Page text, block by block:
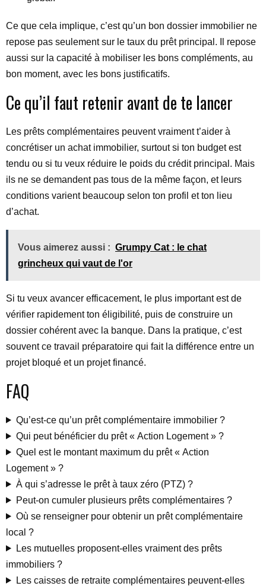
Ce que cela implique, c’est qu’un bon dossier immobilier ne
repose pas seulement sur le taux du prêt principal. Il repose
aussi sur la capacité à mobiliser les bons compléments, au
bon moment, avec les bons justificatifs.
Ce qu’il faut retenir avant de te lancer
Les prêts complémentaires peuvent vraiment t’aider à
concrétiser un achat immobilier, surtout si ton budget est
tendu ou si tu veux réduire le poids du crédit principal. Mais
ils ne se demandent pas tous de la même façon, et leurs
conditions varient beaucoup selon ton profil et ton lieu
d’achat.
Vous aimerez aussi : Grumpy Cat : le chat
grincheux qui vaut de l'or
Si tu veux avancer efficacement, le plus important est de
vérifier rapidement ton éligibilité, puis de construire un
dossier cohérent avec la banque. Dans la pratique, c’est
souvent ce travail préparatoire qui fait la différence entre un
projet bloqué et un projet financé.
FAQ
Qu’est-ce qu’un prêt complémentaire immobilier ?
Qui peut bénéficier du prêt « Action Logement » ?
Quel est le montant maximum du prêt « Action
Logement » ?
À qui s’adresse le prêt à taux zéro (PTZ) ?
Peut-on cumuler plusieurs prêts complémentaires ?
Où se renseigner pour obtenir un prêt complémentaire
local ?
Les mutuelles proposent-elles vraiment des prêts
immobiliers ?
Les caisses de retraite complémentaires peuvent-elles